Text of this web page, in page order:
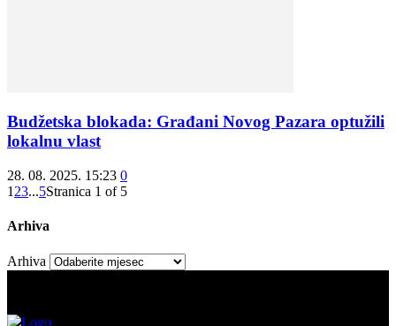
Budžetska blokada: Građani Novog Pazara optužili
lokalnu vlast
28. 08. 2025. 15:23 0
1 23...5Stranica 1 of 5
Arhiva
Arhiva